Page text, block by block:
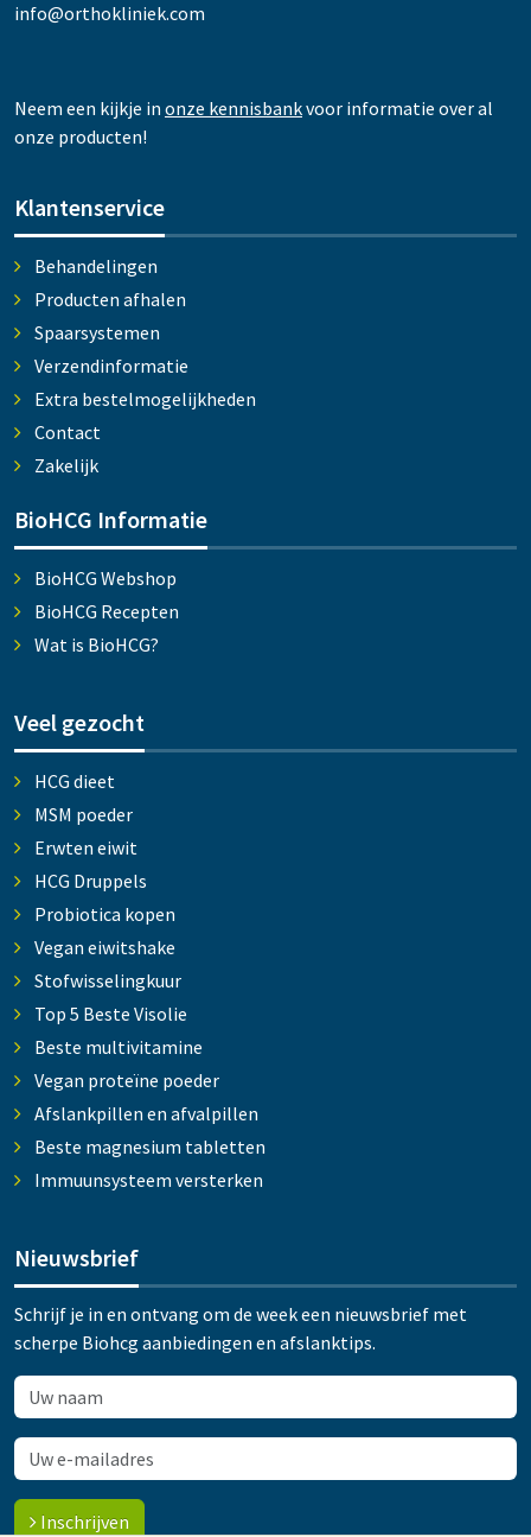
info@orthokliniek.com
Neem een kijkje in onze kennisbankvoor informatie over al
onze producten!
Klantenservice
Behandelingen
Producten afhalen
Spaarsystemen
Verzendinformatie
Extra bestelmogelijkheden
Contact
Zakelijk
BioHCG Informatie
BioHCG Webshop
BioHCG Recepten
Wat is BioHCG?
Veel gezocht
HCG dieet
MSM poeder
Erwten eiwit
HCG Druppels
Probiotica kopen
Vegan eiwitshake
Stofwisselingkuur
Top 5 Beste Visolie
Beste multivitamine
Vegan proteïne poeder
Afslankpillen en afvalpillen
Beste magnesium tabletten
Immuunsysteem versterken
Nieuwsbrief
Schrijf je in en ontvang om de week een nieuwsbrief met
scherpe Biohcg aanbiedingen en afslanktips.
Inschrijven